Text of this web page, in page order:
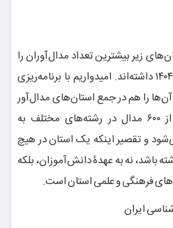
زیر بیشترین تعداد مدال‌آوران را
در المپیاد زیست شناسی سال ۱۴۰۴ داشته‌اند. امیدواریم با برنامه‌ریزی
را هم در جمع استان‌های مدال‌آور
کشور ببینیم. هر سال بیشتر از ۶۰۰ مدال در رشته‌های مختلف به
و تقصیر اینکه یک استان در هیچ
باشد، نه به عهدۀ دانش‌آموزان، بلکه
فرهنگی و علمی استان است.
ایران